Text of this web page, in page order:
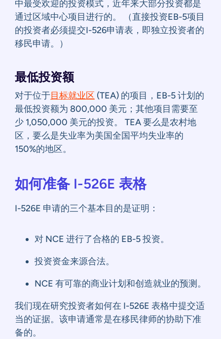
中最受欢迎的投资模式，近年来大部分投资都是
通过区域中心项目进行的。 （直接投资EB-5项目
的投资者必须提交I-526申请表，即独立投资者的
移民申请。）
最低投资额
对于位于目标就业区 (TEA) 的项目，EB-5 计划的
最低投资额为 800,000 美元；其他项目需要至
少 1,050,000 美元的投资。 TEA 要么是农村地
区，要么是失业率为美国全国平均失业率的
150%的地区。
如何准备 I-526E 表格
I-526E 申请的三个基本目的是证明：
对 NCE 进行了合格的 EB-5 投资。
投资资金来源合法。
NCE 有可靠的商业计划和创造就业的预测。
我们现在研究投资者如何在 I-526E 表格中提交适
当的证据。该申请通常是在移民律师的协助下准
备的。